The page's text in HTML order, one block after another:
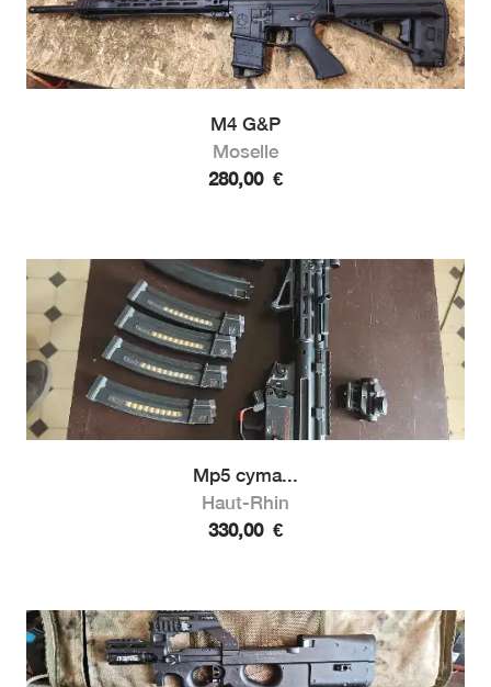
M4 G&P
Moselle
280,00 €
Mp5 cyma...
Haut-Rhin
330,00 €